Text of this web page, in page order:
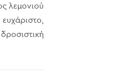
λεμονιού